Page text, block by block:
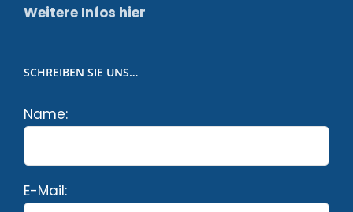
Weitere Infos hier
SCHREIBEN SIE UNS…
Name:
E-Mail: